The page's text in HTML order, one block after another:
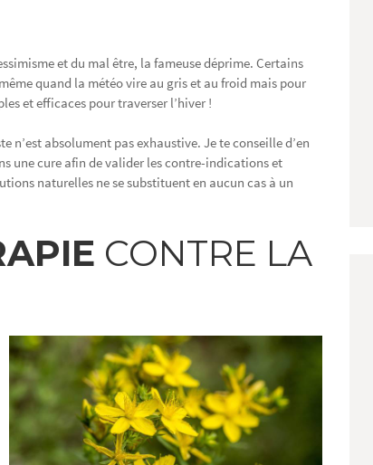
et du mal être, la fameuse déprime. Certains
quand la météo vire au gris et au froid mais pour
et efficaces pour traverser l’hiver !
n’est absolument pas exhaustive. Je te conseille d’en
une cure afin de valider les contre-indications et
naturelles ne se substituent en aucun cas à un
CONTRE LA